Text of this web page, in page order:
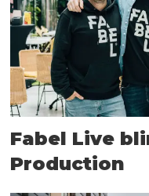
Fabel Live
Production